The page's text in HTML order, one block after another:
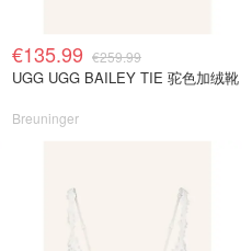
€135.99 €259.99
UGG UGG BAILEY TIE 驼色加绒靴
Breuninger